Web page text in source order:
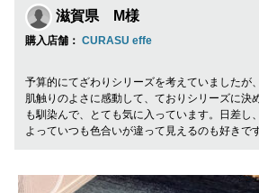
滋賀県 M様
購入店舗： CURASU effe
予算的にてざわりシリーズを考えていましたが
肌触りのよさに感動して、ておりシリーズに決
も馴染んで、とても気に入っています。日差し
よっていつも色合いが違って見えるのも好きで